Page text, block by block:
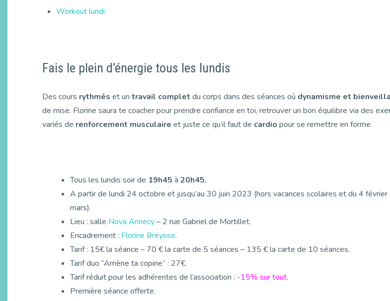
Workout lundi
Fais le plein d’énergie tous les lundis
Des cours rythmés et un travail complet du corps dans des séances où dynamisme et
de mise. Florine saura te coacher pour prendre confiance en toi, retrouver un bon équilibre via des
variés de renforcement musculaire et juste ce qu’il faut de cardio pour se remettre en forme.
Tous les lundis soir de 19h45 à 20h45.
A partir de lundi 24 octobre et jusqu’au 30 juin 2023 (hors vacances scolaires et du 4 février
mars).
Lieu : salle Nova Annecy– 2 rue Gabriel de Mortillet.
Encadrement : Florine Breysse.
Tarif : 15€ la séance – 70 € la carte de 5 séances – 135 € la carte de 10 séances.
Tarif duo “Amène ta copine” : 27€.
Tarif réduit pour les adhérentes de l’association : -15% sur tout.
Première séance offerte.